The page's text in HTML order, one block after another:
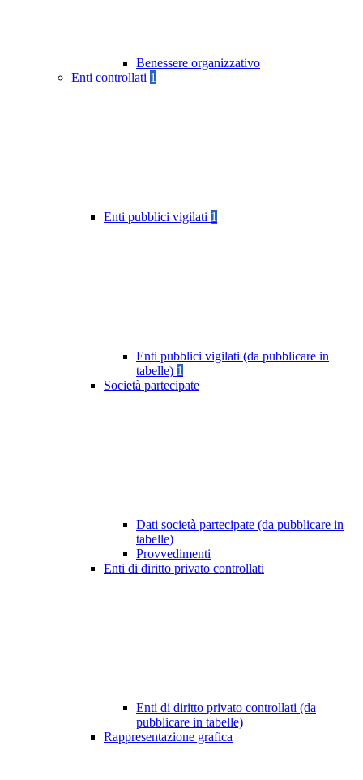
Benessere organizzativo
Enti controllati 1
Enti pubblici vigilati 1
Enti pubblici vigilati (da pubblicare in
tabelle) 1
Società partecipate
Dati società partecipate (da pubblicare in
tabelle)
Provvedimenti
Enti di diritto privato controllati
Enti di diritto privato controllati (da
pubblicare in tabelle)
Rappresentazione grafica